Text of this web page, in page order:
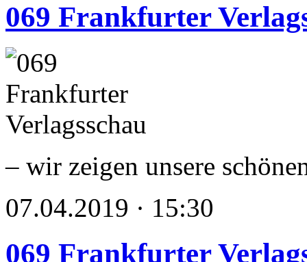
069 Frankfurter
– wir zeigen unsere
07.04.2019 · 15:30
069 Frankfurter